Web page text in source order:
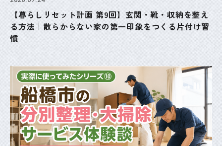
【暮らしリセット計画 第9回】玄関・靴・収納を整え
る方法｜散らからない家の第一印象をつくる片付け習
慣